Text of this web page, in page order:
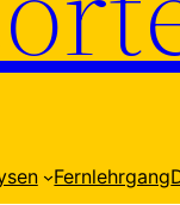
Fernlehrgang